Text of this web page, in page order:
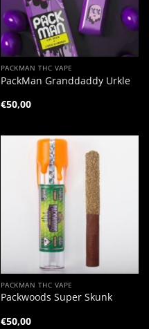
PACKMAN THC VAPE
PackMan Granddaddy Urkle
€50,00
PACKMAN THC VAPE
Packwoods Super Skunk
€50,00